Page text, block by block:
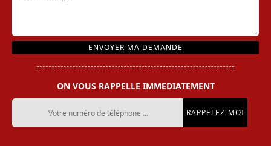
ON VOUS RAPPELLE IMMEDIATEMENT